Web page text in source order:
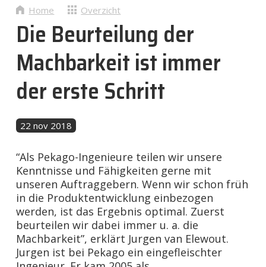
Nieuws
NL
Home Overzicht
Die Beurteilung der
Machbarkeit ist immer
der erste Schritt
22 nov 2018
“Als Pekago-Ingenieure teilen wir unsere
Kenntnisse und Fähigkeiten gerne mit
unseren Auftraggebern. Wenn wir schon früh
in die Produktentwicklung einbezogen
werden, ist das Ergebnis optimal. Zuerst
beurteilen wir dabei immer u. a. die
Machbarkeit”, erklärt Jurgen van Elewout.
Jurgen ist bei Pekago ein eingefleischter